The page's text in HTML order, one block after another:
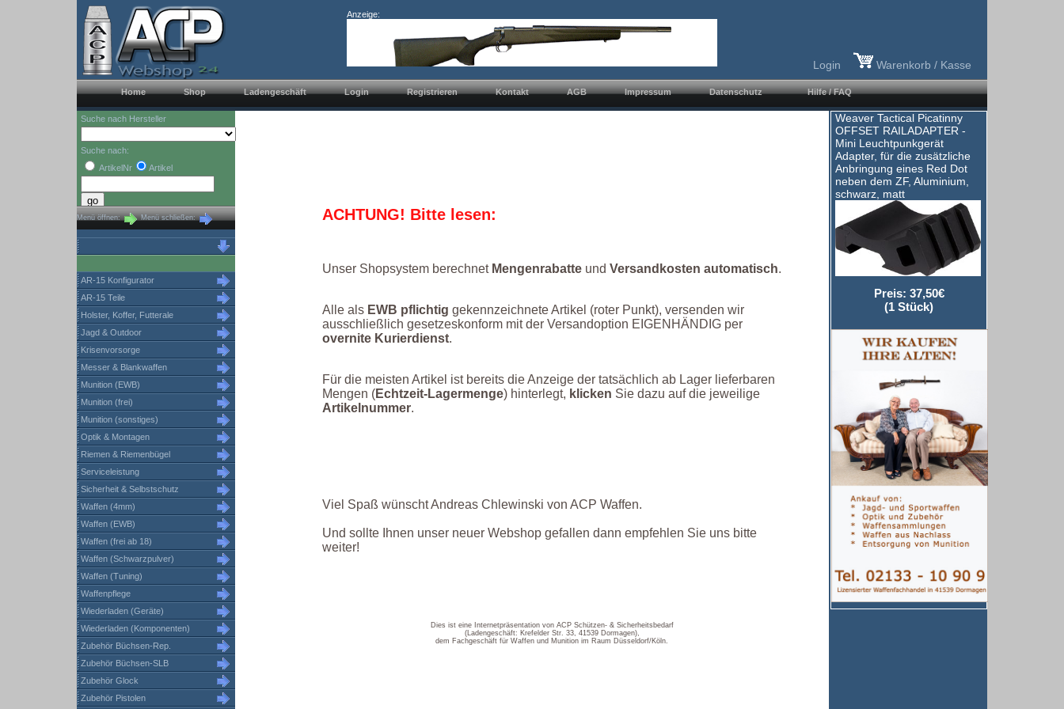
Anzeige:
Login Warenkorb / Kasse
Home Shop Ladengeschäft Login Registrieren Kontakt AGB Impressum Datenschutz Hilfe / FAQ
Suche nach Hersteller
Suche nach:
ArtikelNr
Artikel
Menü öffnen: Menü schließen:
AR-15 Konfigurator
AR-15 Teile
Holster, Koffer, Futterale
Jagd & Outdoor
Krisenvorsorge
Messer & Blankwaffen
Munition (EWB)
Munition (frei)
Munition (sonstiges)
Optik & Montagen
Riemen & Riemenbügel
Serviceleistung
Sicherheit & Selbstschutz
Waffen (4mm)
Waffen (EWB)
Waffen (frei ab 18)
Waffen (Schwarzpulver)
Waffen (Tuning)
Waffenpflege
Wiederladen (Geräte)
Wiederladen (Komponenten)
Zubehör Büchsen-Rep.
Zubehör Büchsen-SLB
Zubehör Glock
Zubehör Pistolen
ACHTUNG! Bitte lesen:
Unser Shopsystem berechnet Mengenrabatte und Versandkosten automatisch.
Alle als EWB pflichtig gekennzeichnete Artikel (roter Punkt), versenden wir
ausschließlich gesetzeskonform mit der Versandoption EIGENHÄNDIG per
overnite Kurierdienst.
Für die meisten Artikel ist bereits die Anzeige der tatsächlich ab Lager lieferbaren
Mengen (Echtzeit-Lagermenge) hinterlegt, klicken Sie dazu auf die jeweilige
Artikelnummer.
Viel Spaß wünscht Andreas Chlewinski von ACP Waffen.
Und sollte Ihnen unser neuer Webshop gefallen dann empfehlen Sie uns bitte
weiter!
Dies ist eine Internetpräsentation von ACP Schützen- & Sicherheitsbedarf
(Ladengeschäft: Krefelder Str. 33, 41539 Dormagen),
dem Fachgeschäft für Waffen und Munition im Raum Düsseldorf/Köln.
Weaver Tactical Picatinny
OFFSET RAILADAPTER -
Mini Leuchtpunkgerät
Adapter, für die zusätzliche
Anbringung eines Red Dot
neben dem ZF, Aluminium,
schwarz, matt
Preis: 37,50€
(1 Stück)